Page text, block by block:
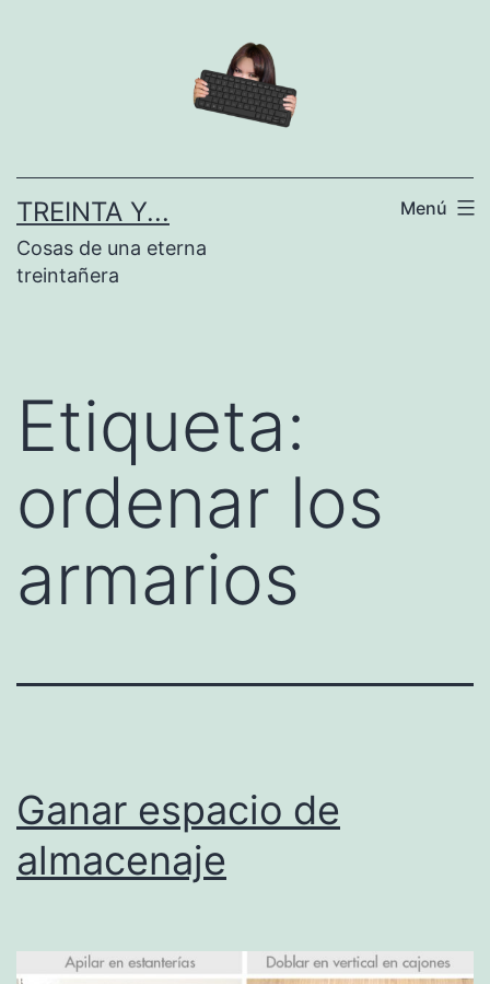
TREINTA Y...
Cosas de una eterna
treintañera
Menú
Etiqueta:
ordenar los
armarios
Ganar espacio de
almacenaje